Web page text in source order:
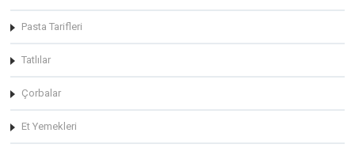
Pasta Tarifleri
Tatlılar
Çorbalar
Et Yemekleri